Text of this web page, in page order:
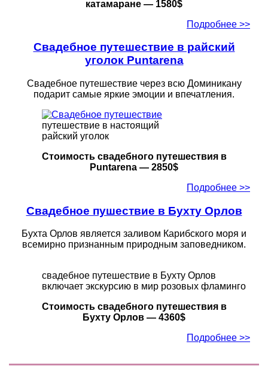
катамаране — 1580$
Подробнее >>
Свадебное путешествие в райский
уголок Puntarena
Свадебное путешествие через всю Доминикану
подарит самые яркие эмоции и впечатления.
путешествие в настоящий
райский уголок
Стоимость свадебного путешествия в
Puntarena — 2850$
Подробнее >>
Свадебное пушествие в Бухту Орлов
Бухта Орлов является заливом Карибского моря и
всемирно признанным природным заповедником.
свадебное путешествие в Бухту Орлов
включает экскурсию в мир розовых фламинго
Стоимость свадебного путешествия в
Бухту Орлов — 4360$
Подробнее >>